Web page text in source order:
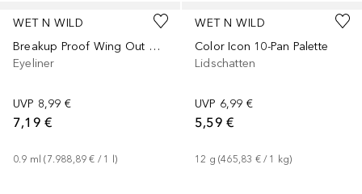
WET N WILD
Breakup Proof Wing Out Waterproof
Eyeliner
UVP 8,99 €
7,19 €
0.9 ml (7.988,89 € / 1 l)
WET N WILD
Color Icon 10-Pan Palette
Lidschatten
UVP 6,99 €
5,59 €
12 g (465,83 € / 1 kg)